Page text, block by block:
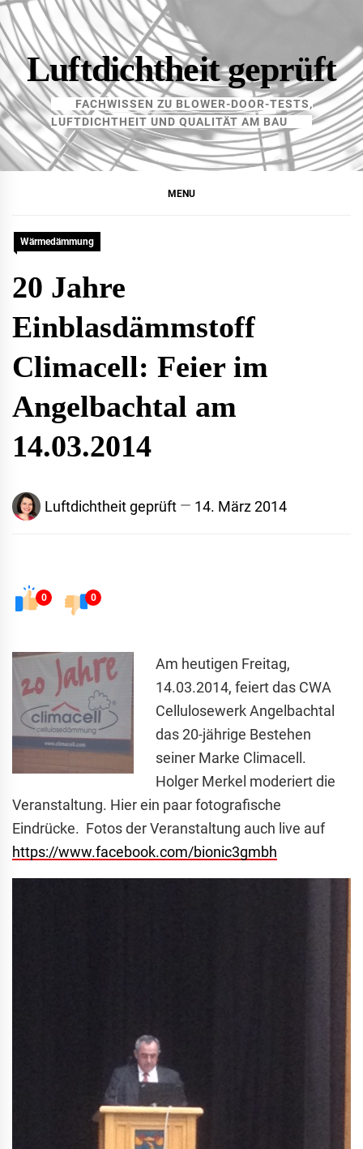
Skip
to
contentLuftdichtheit geprüft
FACHWISSEN ZU BLOWER-DOOR-TESTS,
LUFTDICHTHEIT UND QUALITÄT AM BAU
MENU
Wärmedämmung
20 Jahre
Einblasdämmstoff
Climacell: Feier im
Angelbachtal am
14.03.2014
Luftdichtheit geprüft 14. März 2014
0 0
Am heutigen Freitag,
14.03.2014, feiert das CWA
Cellulosewerk Angelbachtal
das 20-jährige Bestehen
seiner Marke Climacell.
Holger Merkel moderiert die
Veranstaltung. Hier ein paar fotografische
Eindrücke. Fotos der Veranstaltung auch live auf
https://www.facebook.com/bionic3gmbh